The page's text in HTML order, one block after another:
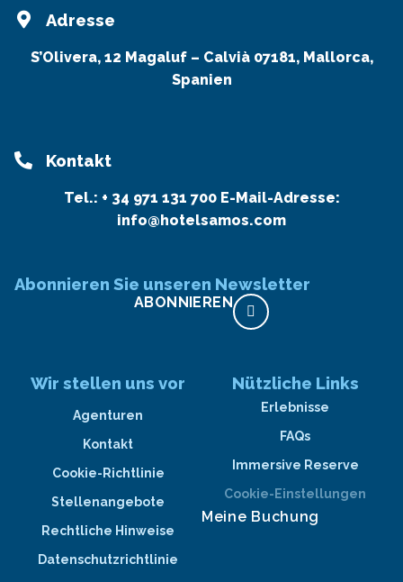
Adresse
S’Olivera, 12 Magaluf – Calvià 07181, Mallorca,
Spanien
Kontakt
Tel.: + 34 971 131 700E-Mail-Adresse:
info@hotelsamos.com
Abonnieren Sie unseren Newsletter
ABONNIEREN
Wir stellen uns vor
Agenturen
Kontakt
Cookie-Richtlinie
Stellenangebote
Rechtliche Hinweise
Datenschutzrichtlinie
Nützliche Links
Erlebnisse
FAQs
Immersive Reserve
Cookie-Einstellungen
Meine Buchung